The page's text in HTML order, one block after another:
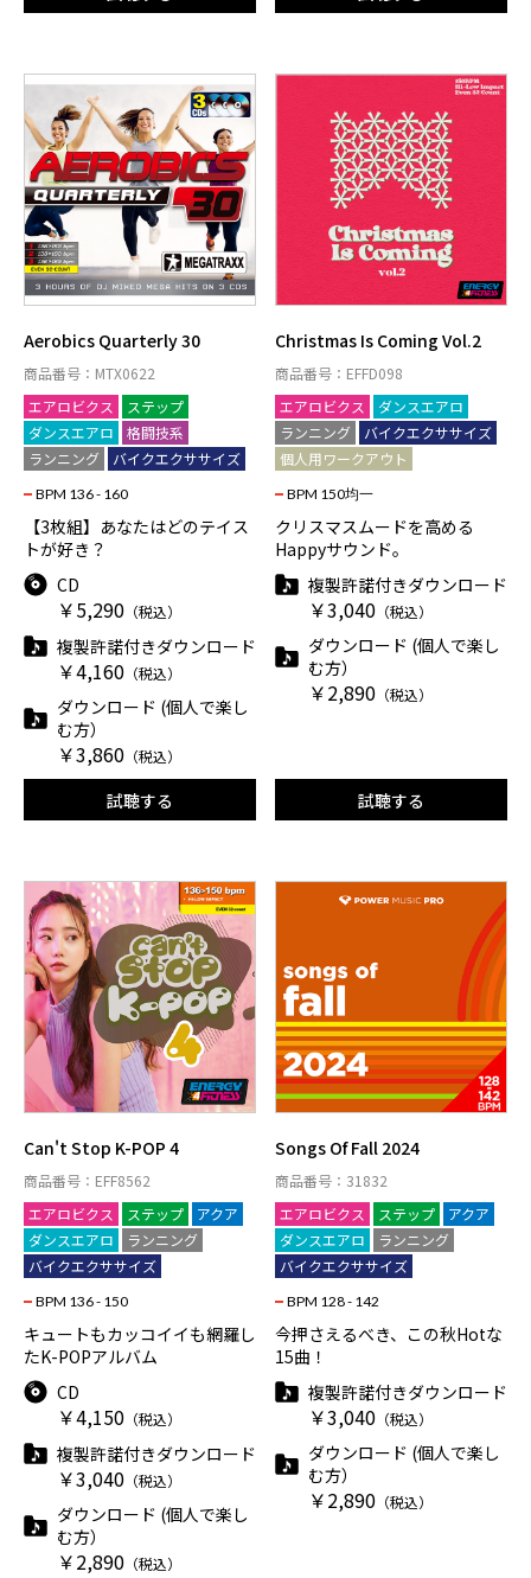
Aerobics Quarterly 30
商品番号：MTX0622
エアロビクス
ステップ
ダンスエアロ
格闘技系
ランニング
バイクエクササイズ
BPM 136 - 160
【3枚組】あなたはどのテイス
トが好き？
CD
￥5,290 （税込）
複製許諾付きダウンロード
￥4,160 （税込）
ダウンロード (個人で楽し
む方）
￥3,860 （税込）
試聴する
Christmas Is Coming Vol.2
商品番号：EFFD098
エアロビクス
ダンスエアロ
ランニング
バイクエクササイズ
個人用ワークアウト
BPM 150均一
クリスマスムードを高める
Happyサウンド。
複製許諾付きダウンロード
￥3,040 （税込）
ダウンロード (個人で楽し
む方）
￥2,890 （税込）
試聴する
Can't Stop K-POP 4
商品番号：EFF8562
エアロビクス
ステップ
アクア
ダンスエアロ
ランニング
バイクエクササイズ
BPM 136 - 150
キュートもカッコイイも網羅し
たK-POPアルバム
CD
￥4,150 （税込）
複製許諾付きダウンロード
￥3,040 （税込）
ダウンロード (個人で楽し
む方）
￥2,890 （税込）
Songs Of Fall 2024
商品番号：31832
エアロビクス
ステップ
アクア
ダンスエアロ
ランニング
バイクエクササイズ
BPM 128 - 142
今押さえるべき、この秋Hotな
15曲！
複製許諾付きダウンロード
￥3,040 （税込）
ダウンロード (個人で楽し
む方）
￥2,890 （税込）